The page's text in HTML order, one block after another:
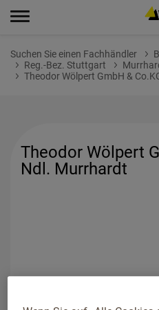
Suchen Sie einen Fachhändler
Reg.-Bez. Stuttgart
Theodor Wölpert GmbH &
Theodor Wölpert
Ndl. Murrhardt